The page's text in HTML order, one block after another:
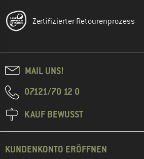
Zertifizierter Retourenprozess
MAIL UNS!
07121/70 12 0
KAUF BEWUSST
KUNDENKONTO ERÖFFNEN